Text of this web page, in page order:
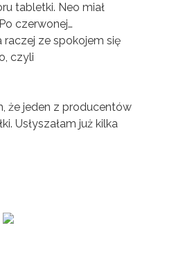
tabletki. Neo miał
czerwonej…
raczej ze spokojem się
czyli
że jeden z producentów
Usłyszałam już kilka